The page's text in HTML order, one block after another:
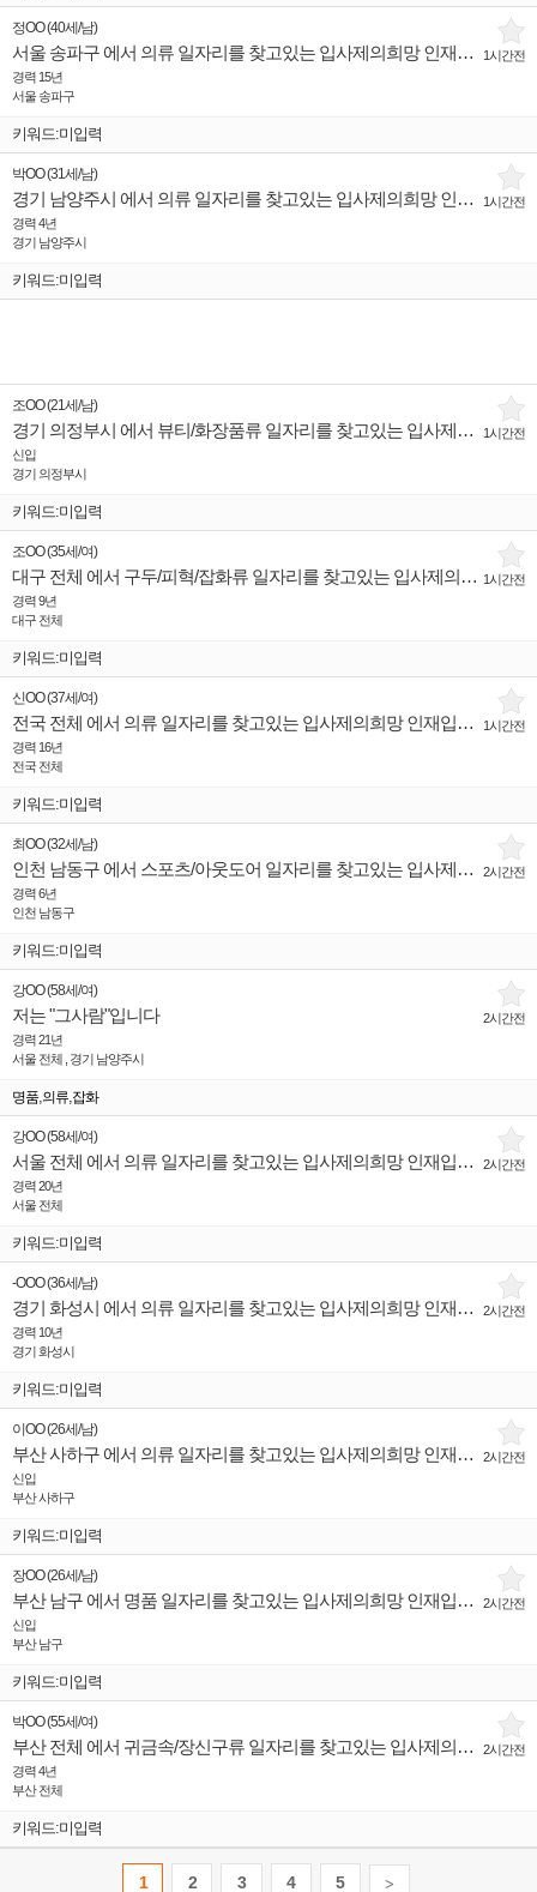
1시간전
정OO(40세 /남)
서울 송파구 에서 의류 일자리를 찾고있는 입사제의희망 인재입니다.
경력 15년
서울 송파구
키워드:미입력
1시간전
박OO(31세 /남)
경기 남양주시 에서 의류 일자리를 찾고있는 입사제의희망 인재입니다.
경력 4년
경기 남양주시
키워드:미입력
1시간전
조OO(21세 /남)
경기 의정부시 에서 뷰티/화장품류 일자리를 찾고있는 입사제의희망 인재입니다.
신입
경기 의정부시
키워드:미입력
1시간전
조OO(35세 /여)
대구 전체 에서 구두/피혁/잡화류 일자리를 찾고있는 입사제의희망 인재입니다.
경력 9년
대구 전체
키워드:미입력
1시간전
신OO(37세 /여)
전국 전체 에서 의류 일자리를 찾고있는 입사제의희망 인재입니다.
경력 16년
전국 전체
키워드:미입력
2시간전
최OO(32세 /남)
인천 남동구 에서 스포츠/아웃도어 일자리를 찾고있는 입사제의희망 인재입니다.
경력 6년
인천 남동구
키워드:미입력
2시간전
강OO(58세 /여)
저는 "그사람"입니다
경력 21년
서울 전체 , 경기 남양주시
명품,의류,잡화
2시간전
강OO(58세 /여)
서울 전체 에서 의류 일자리를 찾고있는 입사제의희망 인재입니다.
경력 20년
서울 전체
키워드:미입력
2시간전
-OOO(36세 /남)
경기 화성시 에서 의류 일자리를 찾고있는 입사제의희망 인재입니다.
경력 10년
경기 화성시
키워드:미입력
2시간전
이OO(26세 /남)
부산 사하구 에서 의류 일자리를 찾고있는 입사제의희망 인재입니다.
신입
부산 사하구
키워드:미입력
2시간전
장OO(26세 /남)
부산 남구 에서 명품 일자리를 찾고있는 입사제의희망 인재입니다.
신입
부산 남구
키워드:미입력
2시간전
박OO(55세 /여)
부산 전체 에서 귀금속/장신구류 일자리를 찾고있는 입사제의희망 인재입니다.
경력 4년
부산 전체
키워드:미입력
1 2 3 4 5 >